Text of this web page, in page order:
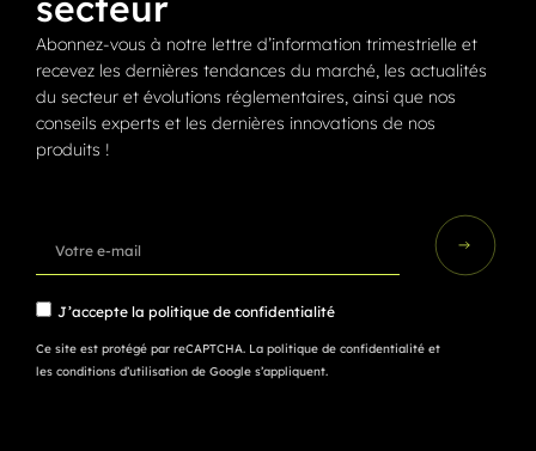
Abonnez-vous à notre lettre d’information trimestrielle et
recevez les dernières tendances du marché, les actualités
du secteur et évolutions réglementaires, ainsi que nos
conseils experts et les dernières innovations de nos
produits !
J’accepte la politique de confidentialité
Ce site est protégé par reCAPTCHA. La politique de confidentialité et
les conditions d’utilisation de Google s’appliquent.